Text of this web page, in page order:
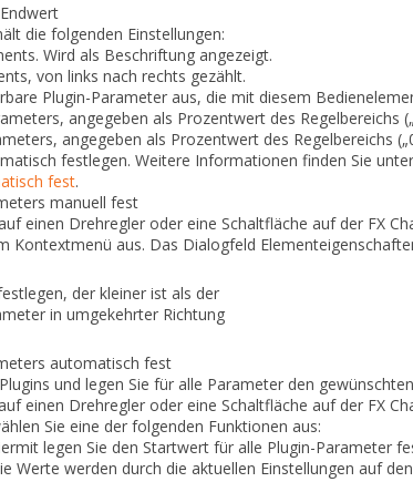
Endwert
die folgenden Einstellungen:
Wird als Beschriftung angezeigt.
von links nach rechts gezählt.
Plugin-Parameter aus, die mit diesem
angegeben als Prozentwert des Regelbereichs
angegeben als Prozentwert des Regelbereichs
festlegen. Weitere Informationen finden Sie unter
fest.
manuell fest
einen Drehregler oder eine Schaltfläche auf der FX
Kontextmenü aus. Das Dialogfeld
der kleiner ist als der
in umgekehrter Richtung
automatisch fest
und legen Sie für alle Parameter den
einen Drehregler oder eine Schaltfläche auf der FX
Sie eine der folgenden Funktionen aus:
legen Sie den Startwert für alle Plugin-Parameter
Werte werden durch die aktuellen Einstellungen auf